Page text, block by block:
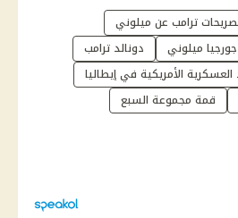
ترامب عن ميلوني
جورجيا ميلوني
دونالد ترامب
العسكرية الأمريكية في إيطاليا
قمة مجموعة السبع